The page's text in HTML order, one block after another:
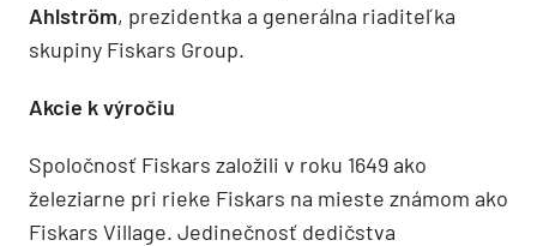
Ahlström, prezidentka a generálna riaditeľka
skupiny Fiskars Group.
Akcie k výročiu
Spoločnosť Fiskars založili v roku 1649 ako
železiarne pri rieke Fiskars na mieste známom ako
Fiskars Village. Jedinečnosť dedičstva